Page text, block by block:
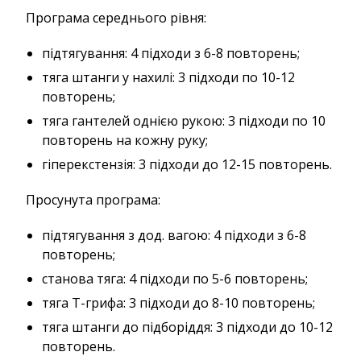
Програма середнього рівня:
підтягування: 4 підходи з 6-8 повторень;
тяга штанги у нахилі: 3 підходи по 10-12
повторень;
тяга гантелей однією рукою: 3 підходи по 10
повторень на кожну руку;
гіперекстензія: 3 підходи до 12-15 повторень.
Просунута програма:
підтягування з дод. вагою: 4 підходи з 6-8
повторень;
станова тяга: 4 підходи по 5-6 повторень;
тяга Т-грифа: 3 підходи до 8-10 повторень;
тяга штанги до підборіддя: 3 підходи до 10-12
повторень.